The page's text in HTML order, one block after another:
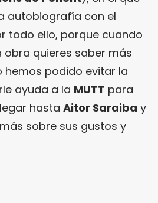
autobiografía con el
todo ello, porque cuando
obra quieres saber más
hemos podido evitar la
ayuda a la MUTT para
hasta Aitor Saraiba y
sobre sus gustos y